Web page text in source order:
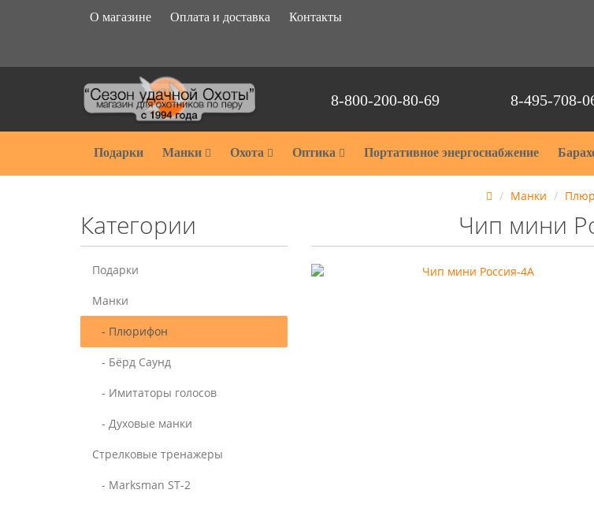
О магазине Оплата и доставка Контакты
8-800-200-80-69 8-495-708-
Подарки Манки Охота Оптика Портативное энергоснабжение
Категории
Подарки
Манки
- Плюрифон
- Бёрд Саунд
- Имитаторы голосов
- Духовые манки
Стрелковые тренажеры
- Marksman ST-2
Манки
Чип мини